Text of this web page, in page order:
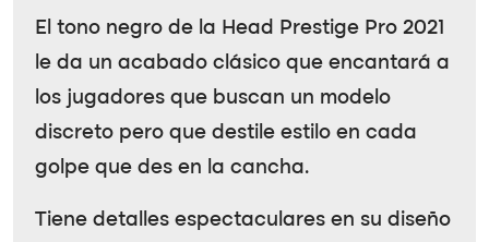
El tono negro de la Head Prestige Pro 2021
le da un acabado clásico que encantará a
los jugadores que buscan un modelo
discreto pero que destile estilo en cada
golpe que des en la cancha.
Tiene detalles espectaculares en su diseño